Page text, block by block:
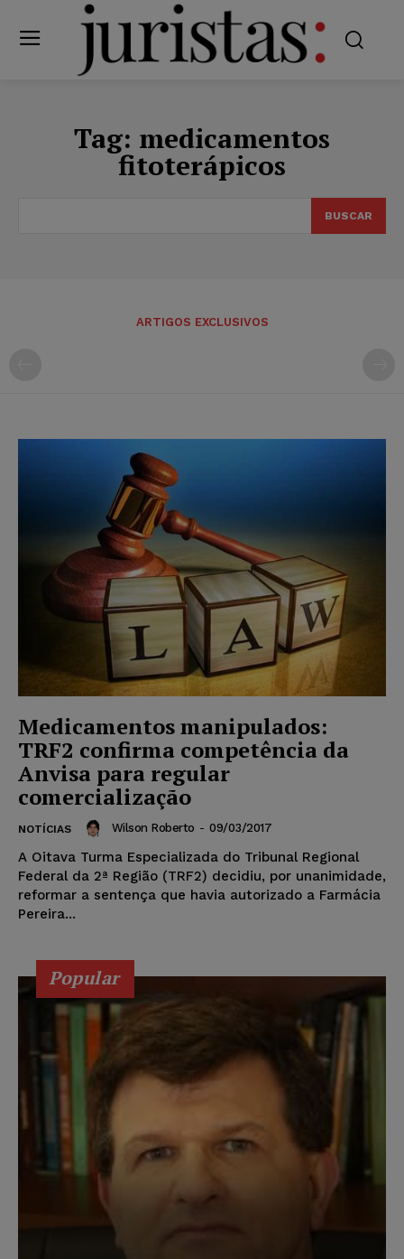
Tag: medicamentos
fitoterápicos
BUSCAR
ARTIGOS EXCLUSIVOS
Medicamentos manipulados:
TRF2 confirma competência da
Anvisa para regular
comercialização
NOTÍCIAS Wilson Roberto - 09/03/2017
A Oitava Turma Especializada do Tribunal Regional
Federal da 2ª Região (TRF2) decidiu, por unanimidade,
reformar a sentença que havia autorizado a Farmácia
Pereira...
Popular